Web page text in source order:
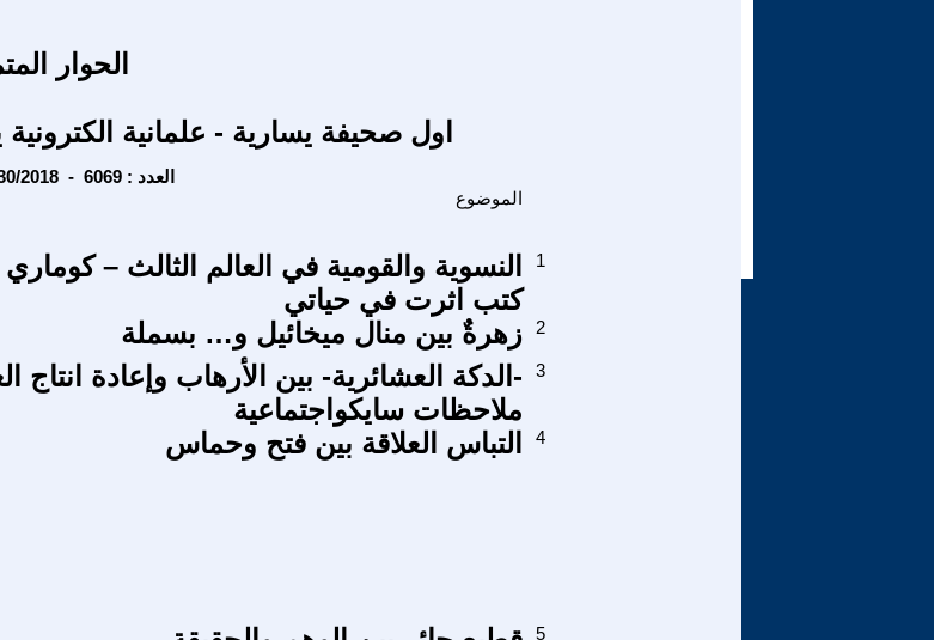
الحوار
اول صحيفة يسارية - علمانية
Friday - 11/30/2018 - العدد : 6069
الموضوع
النسوية والقومية في العالم الثالث – كوماري
كتب اثرت في حياتي
1
زهرةٌ بين منال ميخائيل و… بسملة 2
-الدكة العشائرية- بين الأرهاب وإعادة انتاج
ملاحظات سايكواجتماعية
3
التباس العلاقة بين فتح وحماس 4
5